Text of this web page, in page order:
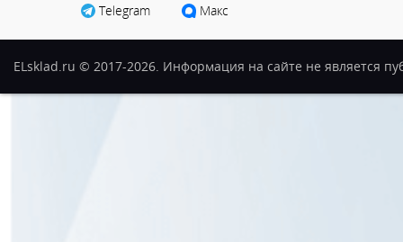
Telegram Макс
ELsklad.ru © 2017-2026. Информация на сайте не является